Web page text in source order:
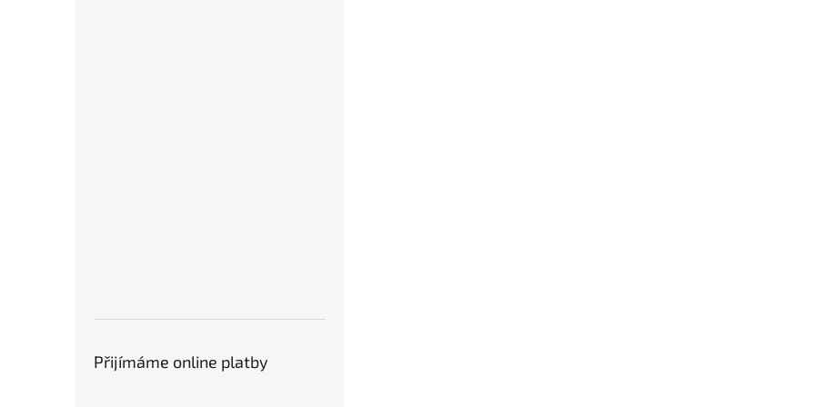
Přijímáme online platby